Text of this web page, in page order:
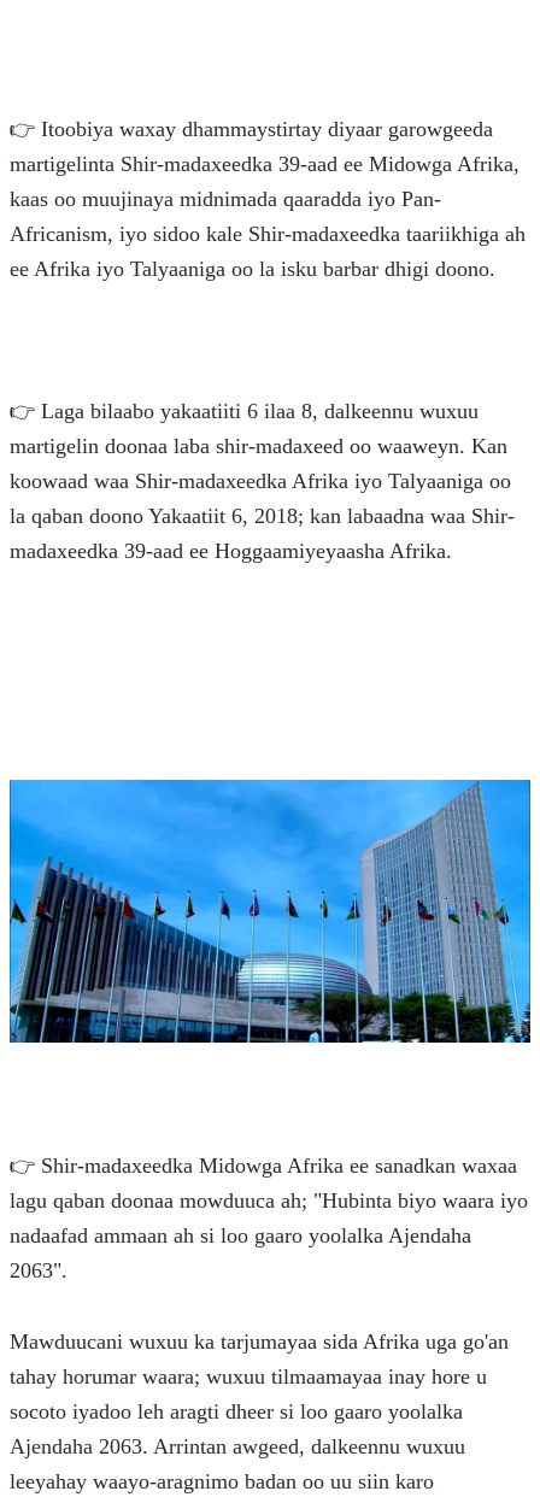
👉 Itoobiya waxay dhammaystirtay diyaar garowgeeda
martigelinta Shir-madaxeedka 39-aad ee Midowga Afrika,
kaas oo muujinaya midnimada qaaradda iyo Pan-
Africanism, iyo sidoo kale Shir-madaxeedka taariikhiga ah
ee Afrika iyo Talyaaniga oo la isku barbar dhigi doono.
👉 Laga bilaabo yakaatiiti 6 ilaa 8, dalkeennu wuxuu
martigelin doonaa laba shir-madaxeed oo waaweyn. Kan
koowaad waa Shir-madaxeedka Afrika iyo Talyaaniga oo
la qaban doono Yakaatiit 6, 2018; kan labaadna waa Shir-
madaxeedka 39-aad ee Hoggaamiyeyaasha Afrika.
👉 Shir-madaxeedka Midowga Afrika ee sanadkan waxaa
lagu qaban doonaa mowduuca ah; "Hubinta biyo waara iyo
nadaafad ammaan ah si loo gaaro yoolalka Ajendaha
2063".
Mawduucani wuxuu ka tarjumayaa sida Afrika uga go'an
tahay horumar waara; wuxuu tilmaamayaa inay hore u
socoto iyadoo leh aragti dheer si loo gaaro yoolalka
Ajendaha 2063. Arrintan awgeed, dalkeennu wuxuu
leeyahay waayo-aragnimo badan oo uu siin karo